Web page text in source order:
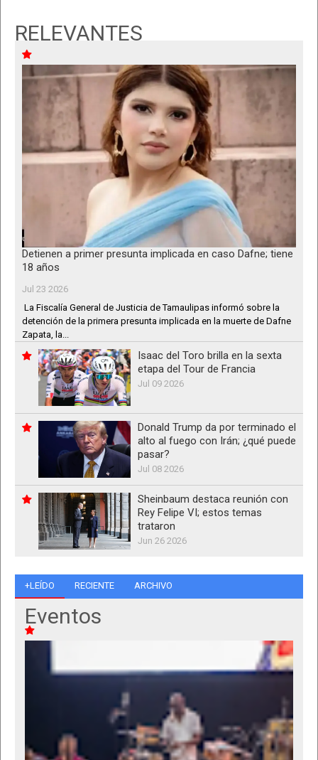
RELEVANTES
Detienen a primer presunta implicada en caso Dafne; tiene
18 años
Jul 23 2026
La Fiscalía General de Justicia de Tamaulipas informó sobre la
detención de la primera presunta implicada en la muerte de Dafne
Zapata, la...
Isaac del Toro brilla en la sexta
etapa del Tour de Francia
Jul 09 2026
Donald Trump da por terminado el
alto al fuego con Irán; ¿qué puede
pasar?
Jul 08 2026
Sheinbaum destaca reunión con
Rey Felipe VI; estos temas
trataron
Jun 26 2026
+LEÍDO RECIENTE ARCHIVO
Eventos